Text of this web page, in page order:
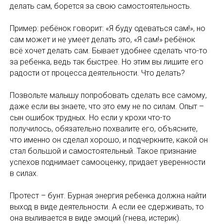
делать сам, борется за свою самостоятельность.
Пример: ребёнок говорит: «Я буду одеваться сам!», но
сам может и не умеет делать это, «Я сам!» ребёнок
всё хочет делать сам. Бывает удобнее сделать что-то
за ребенка, ведь так быстрее. Но этим вы лишите его
радости от процесса деятельности. Что делать?
Позвольте малышу попробовать сделать все самому,
даже если вы знаете, что это ему не по силам. Опыт –
сын ошибок трудных. Но если у крохи что-то
получилось, обязательно похвалите его, объясните,
что именно он сделал хорошо, и подчеркните, какой он
стал большой и самостоятельный. Такое признание
успехов поднимает самооценку, придает уверенности
в силах.
Протест – бунт. Бурная энергия ребенка должна найти
выход в виде деятельности. А если ее сдерживать, то
она выливается в виде эмоций (гнева, истерик).